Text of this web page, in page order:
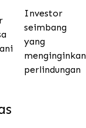
Investor
seimbang
yang
menginginkan
perlindungan